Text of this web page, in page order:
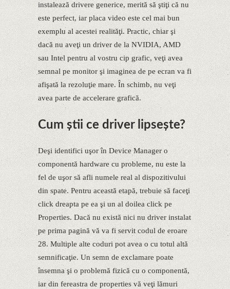
instalează drivere generice, merită să ştiţi că nu
este perfect, iar placa video este cel mai bun
exemplu al acestei realităţi. Practic, chiar şi
dacă nu aveţi un driver de la NVIDIA, AMD
sau Intel pentru al vostru cip grafic, veţi avea
semnal pe monitor şi imaginea de pe ecran va fi
afişată la rezoluţie mare. În schimb, nu veţi
avea parte de accelerare grafică.
Cum ştii ce driver lipseşte?
Deşi identifici uşor în Device Manager o
componentă hardware cu probleme, nu este la
fel de uşor să afli numele real al dispozitivului
din spate. Pentru această etapă, trebuie să faceţi
click dreapta pe ea şi un al doilea click pe
Properties. Dacă nu există nici nu driver instalat
pe prima pagină vă va fi servit codul de eroare
28. Multiple alte coduri pot avea o cu totul altă
semnificaţie. Un semn de exclamare poate
însemna şi o problemă fizică cu o componentă,
iar din fereastra de properties vă veţi lămuri